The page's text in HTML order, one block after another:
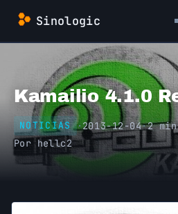
Saltar
contenido
Sinologic
Kamailio 4.1.0
NOTICIAS ·2013-12-04·2
Porhellc2